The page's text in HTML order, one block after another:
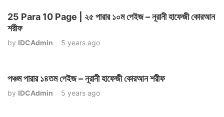
25 Para 10 Page | ২৫ পারার ১০ম পেইজ – নূরানী হাফেজী কোরআন
শরীফ
by IDCAdmin 5 years ago
পঞ্চম পারার ১৪তম পেইজ – নূরানী হাফেজী কোরআন শরীফ
by IDCAdmin 5 years ago